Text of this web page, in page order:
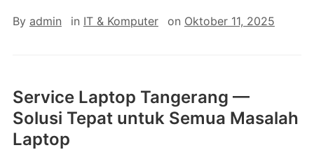
By admin in IT & Komputer on Oktober 11, 2025
Service Laptop Tangerang —
Solusi Tepat untuk Semua Masalah
Laptop